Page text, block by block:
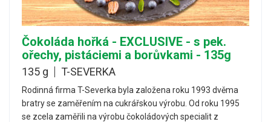
Čokoláda hořká - EXCLUSIVE - s pek.
ořechy, pistáciemi a borůvkami - 135g
135 g T-SEVERKA
Rodinná firma T-Severka byla založena roku 1993 dvěma
bratry se zaměřením na cukrářskou výrobu. Od roku 1995
se zcela zaměřili na výrobu čokoládových specialit z